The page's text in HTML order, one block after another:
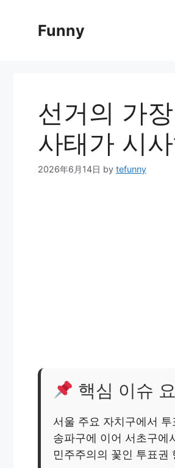
Funny
선거의 가
사태가 시
2026年6月14日 by tefunny
핵심 이슈
서울 주요 자치구에서
송파구에 이어 서초구에
민주주의의 꽃인 투표권